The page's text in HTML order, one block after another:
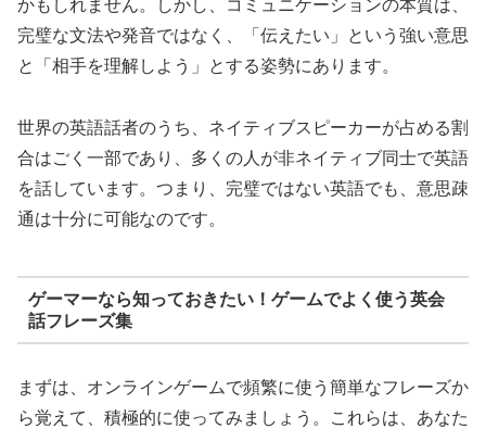
かもしれません。しかし、コミュニケーションの本質は、
完璧な文法や発音ではなく、「伝えたい」という強い意思
と「相手を理解しよう」とする姿勢にあります。
世界の英語話者のうち、ネイティブスピーカーが占める割
合はごく一部であり、多くの人が非ネイティブ同士で英語
を話しています。つまり、完璧ではない英語でも、意思疎
通は十分に可能なのです。
ゲーマーなら知っておきたい！ゲームでよく使う英会
話フレーズ集
まずは、オンラインゲームで頻繁に使う簡単なフレーズか
ら覚えて、積極的に使ってみましょう。これらは、あなた